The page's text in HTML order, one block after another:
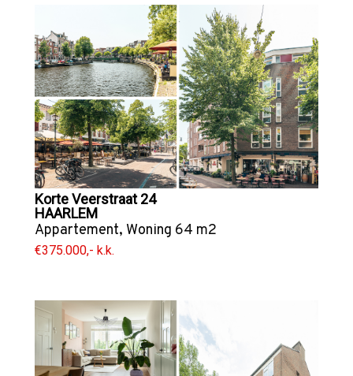
Korte Veerstraat 24
HAARLEM
Appartement, Woning 64 m2
€375.000,- k.k.